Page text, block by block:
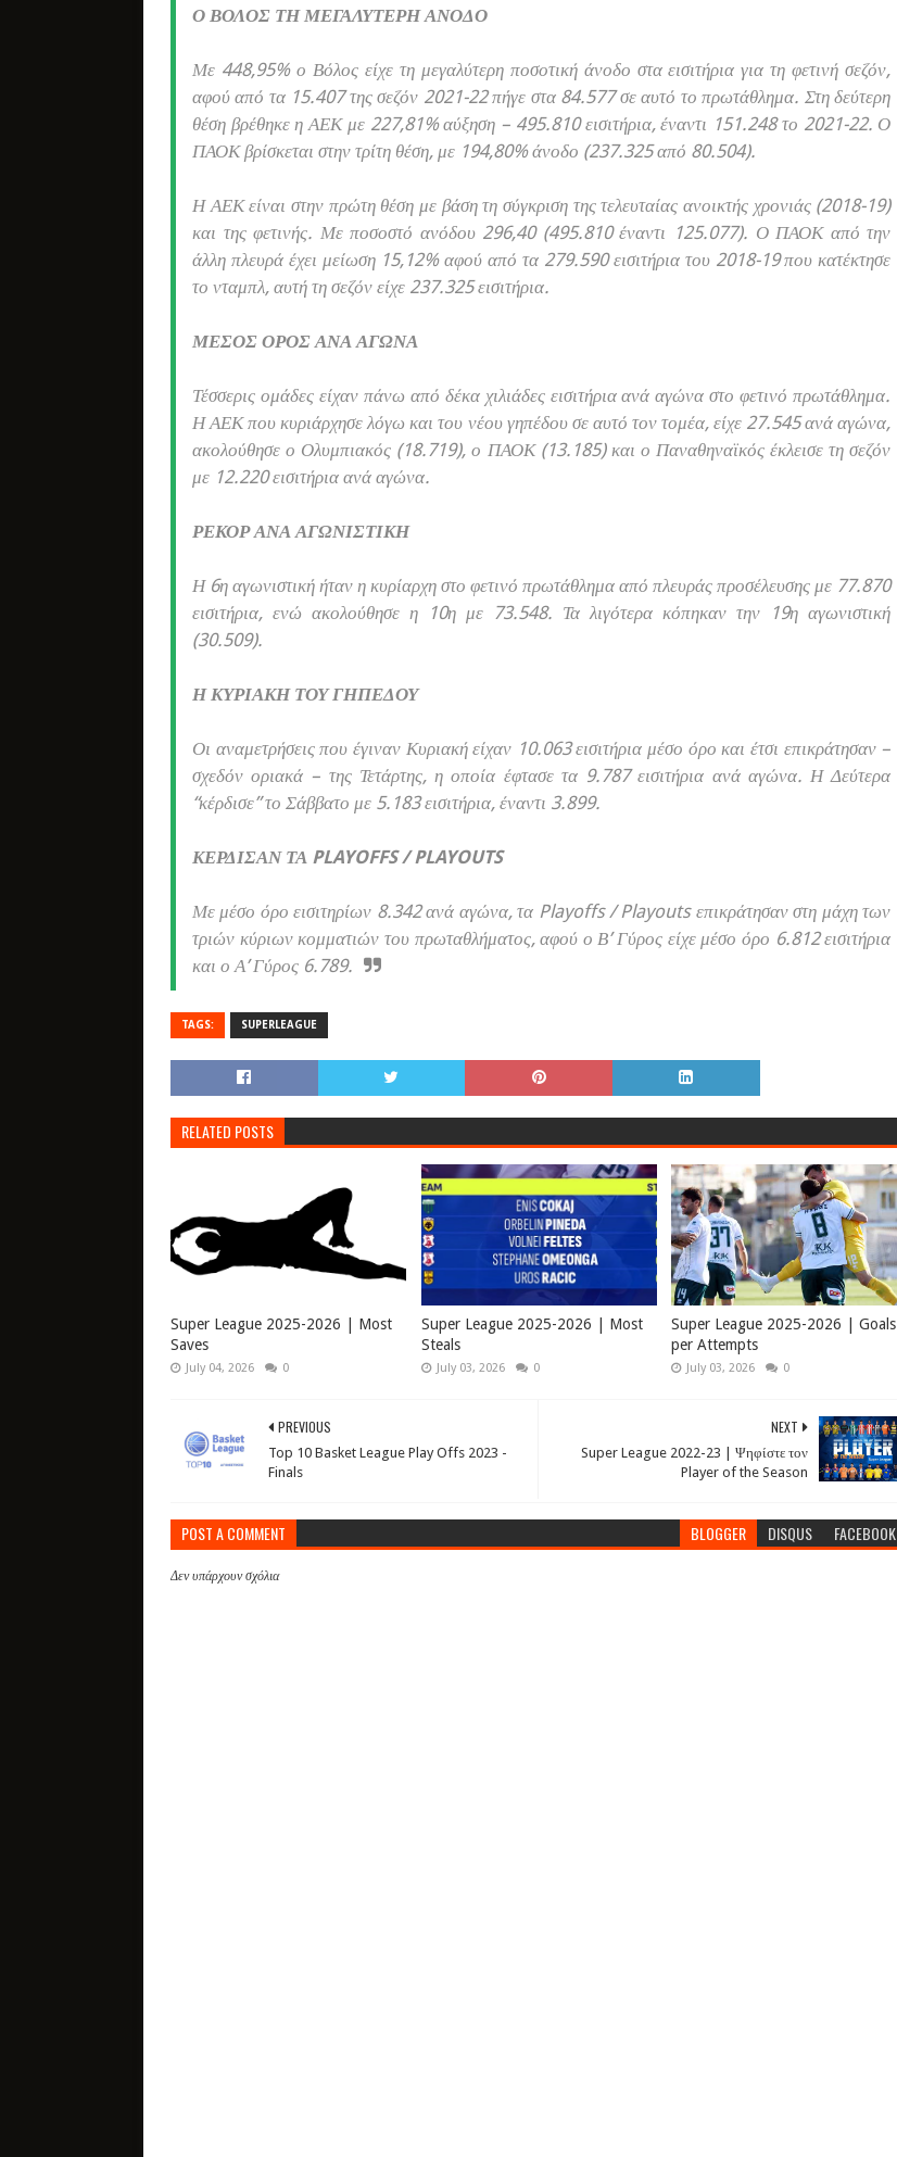
Ο ΒΟΛΟΣ ΤΗ ΜΕΓΑΛΥΤΕΡΗ ΑΝΟΔΟ
Με 448,95% ο Βόλος είχε τη μεγαλύτερη ποσοτική άνοδο στα εισιτήρια για τη φετινή σεζόν,
αφού από τα 15.407 της σεζόν 2021-22 πήγε στα 84.577 σε αυτό το πρωτάθλημα. Στη δεύτερη
θέση βρέθηκε η ΑΕΚ με 227,81% αύξηση – 495.810 εισιτήρια, έναντι 151.248 το 2021-22. Ο
ΠΑΟΚ βρίσκεται στην τρίτη θέση, με 194,80% άνοδο (237.325 από 80.504).
Η ΑΕΚ είναι στην πρώτη θέση με βάση τη σύγκριση της τελευταίας ανοικτής χρονιάς (2018-19)
και της φετινής. Με ποσοστό ανόδου 296,40 (495.810 έναντι 125.077). Ο ΠΑΟΚ από την
άλλη πλευρά έχει μείωση 15,12% αφού από τα 279.590 εισιτήρια του 2018-19 που κατέκτησε
το νταμπλ, αυτή τη σεζόν είχε 237.325 εισιτήρια.
ΜΕΣΟΣ ΟΡΟΣ ΑΝΑ ΑΓΩΝΑ
Τέσσερις ομάδες είχαν πάνω από δέκα χιλιάδες εισιτήρια ανά αγώνα στο φετινό πρωτάθλημα.
Η ΑΕΚ που κυριάρχησε λόγω και του νέου γηπέδου σε αυτό τον τομέα, είχε 27.545 ανά αγώνα,
ακολούθησε ο Ολυμπιακός (18.719), ο ΠΑΟΚ (13.185) και ο Παναθηναϊκός έκλεισε τη σεζόν
με 12.220 εισιτήρια ανά αγώνα.
ΡΕΚΟΡ ΑΝΑ ΑΓΩΝΙΣΤΙΚΗ
Η 6η αγωνιστική ήταν η κυρίαρχη στο φετινό πρωτάθλημα από πλευράς προσέλευσης με 77.870
εισιτήρια, ενώ ακολούθησε η 10η με 73.548. Τα λιγότερα κόπηκαν την 19η αγωνιστική
(30.509).
Η ΚΥΡΙΑΚΗ ΤΟΥ ΓΗΠΕΔΟΥ
Οι αναμετρήσεις που έγιναν Κυριακή είχαν 10.063 εισιτήρια μέσο όρο και έτσι επικράτησαν –
σχεδόν οριακά – της Τετάρτης, η οποία έφτασε τα 9.787 εισιτήρια ανά αγώνα. Η Δεύτερα
“κέρδισε” το Σάββατο με 5.183 εισιτήρια, έναντι 3.899.
ΚΕΡΔΙΣΑΝ ΤΑ PLAYOFFS / PLAYOUTS
Με μέσο όρο εισιτηρίων 8.342 ανά αγώνα, τα Playoffs / Playouts επικράτησαν στη μάχη των
τριών κύριων κομματιών του πρωταθλήματος, αφού ο Β’ Γύρος είχε μέσο όρο 6.812 εισιτήρια
και ο Α’ Γύρος 6.789.
TAGS: SUPERLEAGUE
RELATED POSTS
Super League 2025-2026 | Most
Saves
July 04, 2026 0
Super League 2025-2026 | Most
Steals
July 03, 2026 0
Super League 2025-2026 | Goals
per Attempts
July 03, 2026 0
NEXT
Super League 2022-23 | Ψηφίστε τον
Player of the Season
PREVIOUS
Top 10 Basket League Play Offs 2023 -
Finals
POST A COMMENT BLOGGER DISQUS FACEBOOK
Δεν υπάρχουν σχόλια